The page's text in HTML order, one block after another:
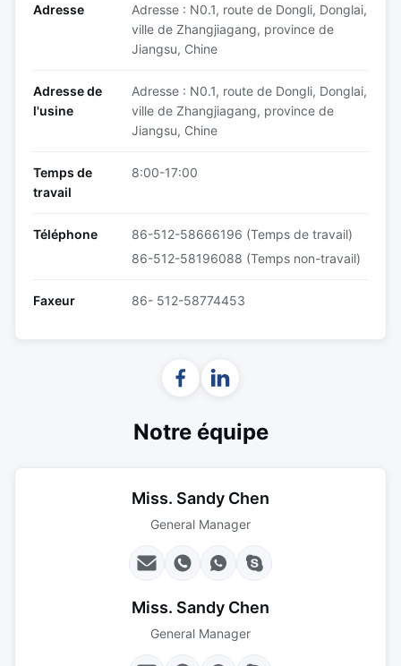
Adresse
Adresse : N0.1, route de Dongli, Donglai,
ville de Zhangjiagang, province de
Jiangsu, Chine
Adresse de
l'usine
Adresse : N0.1, route de Dongli, Donglai,
ville de Zhangjiagang, province de
Jiangsu, Chine
Temps de
travail
8:00-17:00
Téléphone
86-512-58666196 (Temps de travail)
86-512-58196088 (Temps non-travail)
Faxeur 86- 512-58774453
Notre équipe
Miss. Sandy Chen
General Manager
Miss. Sandy Chen
General Manager